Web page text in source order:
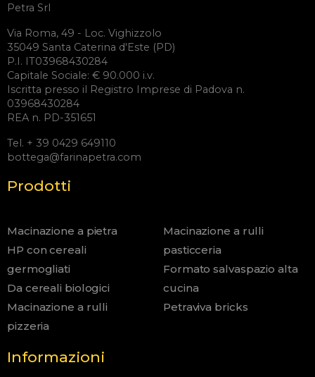
Petra Srl
Via Roma, 49 - Loc. Vighizzolo
35049 Santa Caterina d'Este (PD)
P.I. IT03968430284
Capitale Sociale: € 90.000 i.v.
Iscritta presso il Registro Imprese di Padova n.
03968430284
REA n. PD-351651
Tel. + 39 0429 649110
bottega@farinapetra.com
Prodotti
Macinazione a pietra
HP con cereali
germogliati
Da cereali biologici
Macinazione a rulli
pizzeria
Macinazione a rulli
pasticceria
Formato salvaspazio alta
cucina
Petraviva bricks
Informazioni